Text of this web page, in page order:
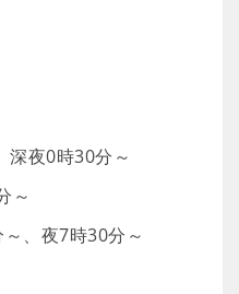
深夜0時30分～
～
、夜7時30分～